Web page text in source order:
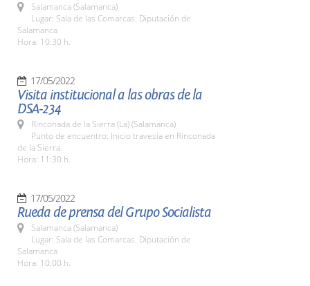
Salamanca (Salamanca)
Lugar: Sala de las Comarcas. Diputación de
Salamanca
Hora: 10:30 h.
17/05/2022
Visita institucional a las obras de la
DSA-234
Rinconada de la Sierra (La) (Salamanca)
Punto de encuentro: Inicio travesía en Rinconada
de la Sierra.
Hora: 11:30 h.
17/05/2022
Rueda de prensa del Grupo Socialista
Salamanca (Salamanca)
Lugar: Sala de las Comarcas. Diputación de
Salamanca
Hora: 10:00 h.